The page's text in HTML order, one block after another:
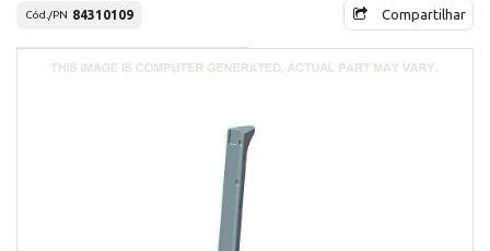
Cód./PN 84310109 Compartilhar